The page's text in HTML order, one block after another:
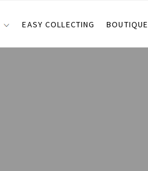
EASY COLLECTING BOUTIQUE